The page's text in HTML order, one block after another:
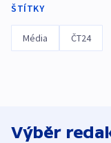
ŠTÍTKY
Média ČT24
Výběr